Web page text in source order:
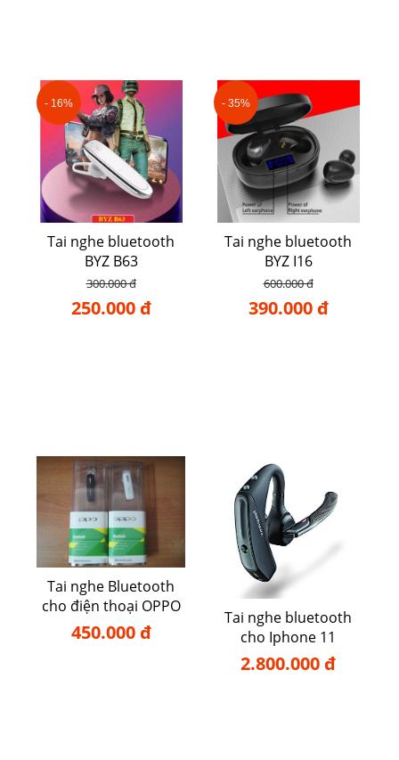
- 16%
Tai nghe bluetooth
BYZ B63
300.000 đ
250.000 đ
- 35%
Tai nghe bluetooth
BYZ I16
600.000 đ
390.000 đ
Tai nghe Bluetooth
cho điện thoại OPPO
450.000 đ
Tai nghe bluetooth
cho Iphone 11
2.800.000 đ